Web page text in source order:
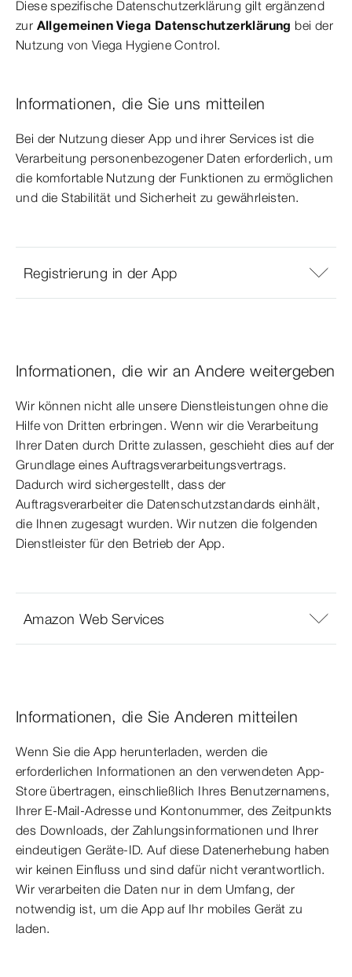
Diese spezifische Datenschutzerklärung gilt ergänzend
zur Allgemeinen Viega Datenschutzerklärung bei der
Nutzung von Viega Hygiene Control.
Informationen, die Sie uns mitteilen
Bei der Nutzung dieser App und ihrer Services ist die
Verarbeitung personenbezogener Daten erforderlich, um
die komfortable Nutzung der Funktionen zu ermöglichen
und die Stabilität und Sicherheit zu gewährleisten.
Registrierung in der App
Informationen, die wir an Andere weitergeben
Wir können nicht alle unsere Dienstleistungen ohne die
Hilfe von Dritten erbringen. Wenn wir die Verarbeitung
Ihrer Daten durch Dritte zulassen, geschieht dies auf der
Grundlage eines Auftragsverarbeitungsvertrags.
Dadurch wird sichergestellt, dass der
Auftragsverarbeiter die Datenschutzstandards einhält,
die Ihnen zugesagt wurden. Wir nutzen die folgenden
Dienstleister für den Betrieb der App.
Amazon Web Services
Informationen, die Sie Anderen mitteilen
Wenn Sie die App herunterladen, werden die
erforderlichen Informationen an den verwendeten App-
Store übertragen, einschließlich Ihres Benutzernamens,
Ihrer E-Mail-Adresse und Kontonummer, des Zeitpunkts
des Downloads, der Zahlungsinformationen und Ihrer
eindeutigen Geräte-ID. Auf diese Datenerhebung haben
wir keinen Einfluss und sind dafür nicht verantwortlich.
Wir verarbeiten die Daten nur in dem Umfang, der
notwendig ist, um die App auf Ihr mobiles Gerät zu
laden.